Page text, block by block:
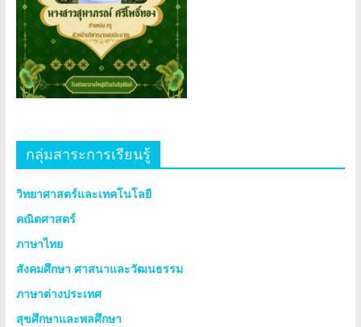
กลุ่มสาระการเรียนรู้
วิทยาศาสตร์และเทคโนโลยี
คณิตศาสตร์
ภาษาไทย
สังคมศึกษา ศาสนาและวัฒนธรรม
ภาษาต่างประเทศ
สุขศึกษาและพลศึกษา